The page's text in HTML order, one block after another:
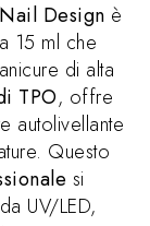
Design è
15 ml che
di alta
TPO, offre
autolivellante
Questo
si
UV/LED,